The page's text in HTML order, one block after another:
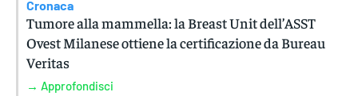
Cronaca
Tumore alla mammella: la Breast Unit dell’ASST
Ovest Milanese ottiene la certificazione da Bureau
Veritas
→ Approfondisci